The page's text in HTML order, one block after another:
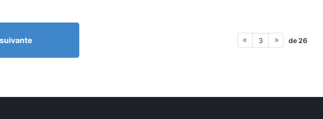
3 de 26